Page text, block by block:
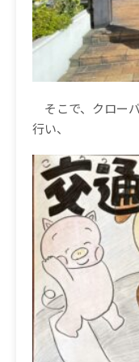
そこで、クロー
行い、